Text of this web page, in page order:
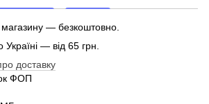
— безкоштовно.
— від 65 грн.
доставку
ФОП